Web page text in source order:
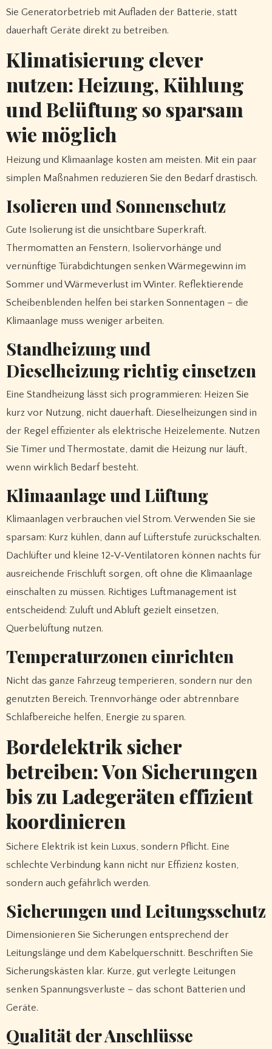
Sie Generatorbetrieb mit Aufladen der Batterie, statt
dauerhaft Geräte direkt zu betreiben.
Klimatisierung clever
nutzen: Heizung, Kühlung
und Belüftung so sparsam
wie möglich
Heizung und Klimaanlage kosten am meisten. Mit ein paar
simplen Maßnahmen reduzieren Sie den Bedarf drastisch.
Isolieren und Sonnenschutz
Gute Isolierung ist die unsichtbare Superkraft.
Thermomatten an Fenstern, Isoliervorhänge und
vernünftige Türabdichtungen senken Wärmegewinn im
Sommer und Wärmeverlust im Winter. Reflektierende
Scheibenblenden helfen bei starken Sonnentagen – die
Klimaanlage muss weniger arbeiten.
Standheizung und
Dieselheizung richtig einsetzen
Eine Standheizung lässt sich programmieren: Heizen Sie
kurz vor Nutzung, nicht dauerhaft. Dieselheizungen sind in
der Regel effizienter als elektrische Heizelemente. Nutzen
Sie Timer und Thermostate, damit die Heizung nur läuft,
wenn wirklich Bedarf besteht.
Klimaanlage und Lüftung
Klimaanlagen verbrauchen viel Strom. Verwenden Sie sie
sparsam: Kurz kühlen, dann auf Lüfterstufe zurückschalten.
Dachlüfter und kleine 12‑V‑Ventilatoren können nachts für
ausreichende Frischluft sorgen, oft ohne die Klimaanlage
einschalten zu müssen. Richtiges Luftmanagement ist
entscheidend: Zuluft und Abluft gezielt einsetzen,
Querbelüftung nutzen.
Temperaturzonen einrichten
Nicht das ganze Fahrzeug temperieren, sondern nur den
genutzten Bereich. Trennvorhänge oder abtrennbare
Schlafbereiche helfen, Energie zu sparen.
Bordelektrik sicher
betreiben: Von Sicherungen
bis zu Ladegeräten effizient
koordinieren
Sichere Elektrik ist kein Luxus, sondern Pflicht. Eine
schlechte Verbindung kann nicht nur Effizienz kosten,
sondern auch gefährlich werden.
Sicherungen und Leitungsschutz
Dimensionieren Sie Sicherungen entsprechend der
Leitungslänge und dem Kabelquerschnitt. Beschriften Sie
Sicherungskästen klar. Kurze, gut verlegte Leitungen
senken Spannungsverluste – das schont Batterien und
Geräte.
Qualität der Anschlüsse